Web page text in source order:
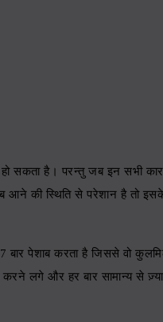
सकता है। परन्तु जब इन सभी
आने की स्थिति से परेशान है तो
7 बार पेशाब करता है जिससे वो
लगे और हर बार सामान्य से